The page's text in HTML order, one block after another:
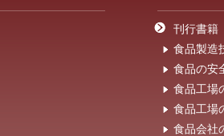
刊行書籍
食品製造
食品の安
食品工場
食品工場
食品会社